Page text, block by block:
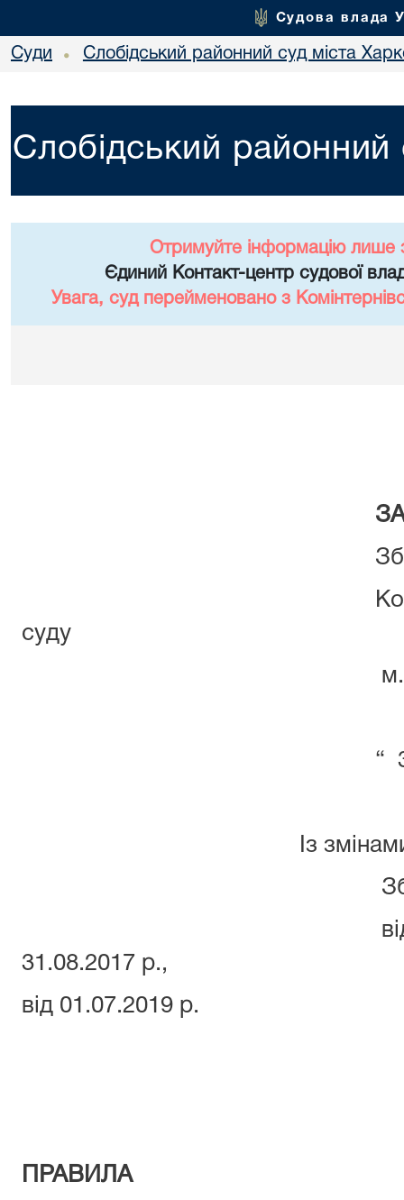
Судова влада
Суди • Слобідський районний суд міста
Слобідський районний
Отримуйте інформацію лише
Єдиний Контакт-центр судової
Увага, суд перейменовано з
Зборами
суду
“ 31 ” січня
Із
Зборах
від 01.07.2017
31.08.2017 р.,
від 01.07.2019 р.
ПРАВИЛА